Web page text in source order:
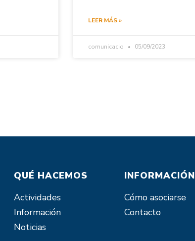
LEER MÁS »
comunicacio 05/09/2023
QUÉ HACEMOS
Actividades
Información
Noticias
INFORMACIÓN
Cómo asociarse
Contacto